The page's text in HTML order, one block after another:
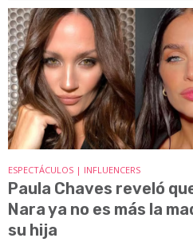
ESPECTÁCULOS | INFLUENCERS
Paula Chaves reveló
Nara ya no es más la
su hija